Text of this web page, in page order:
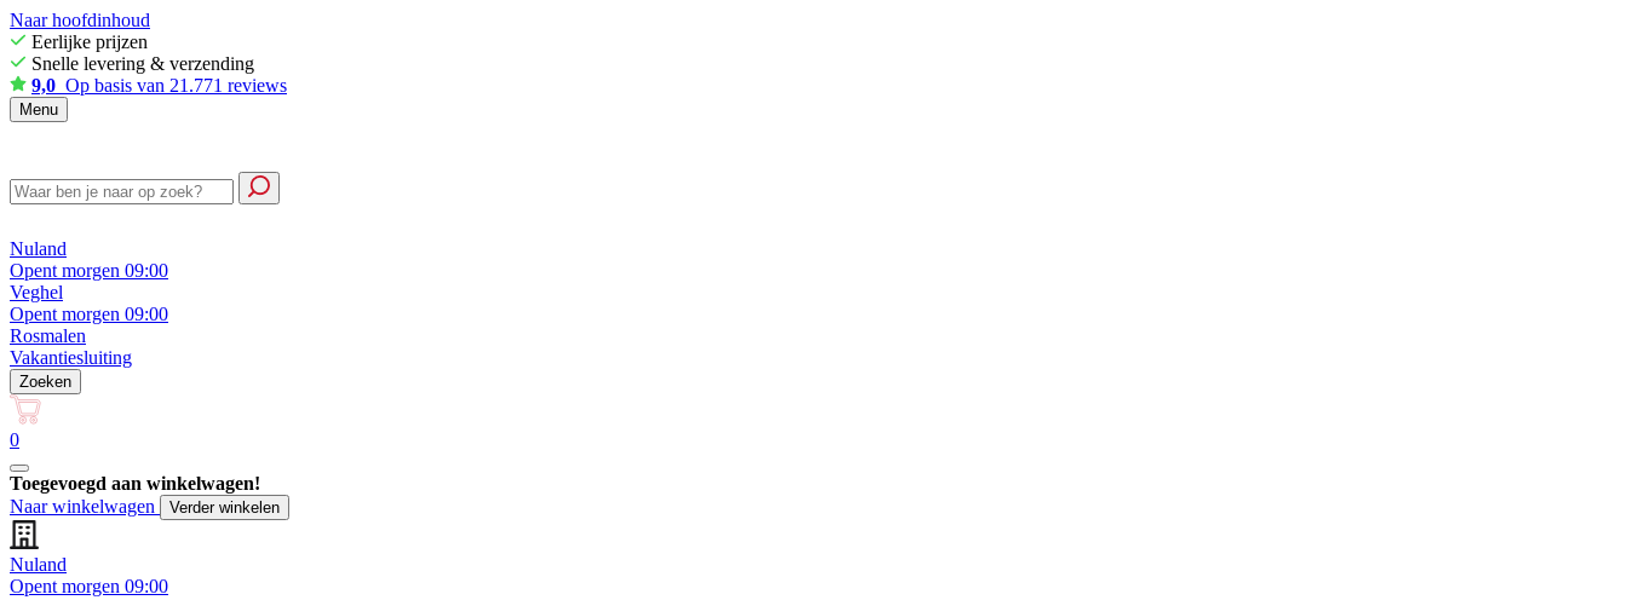
Naar hoofdinhoud
Eerlijke prijzen
Snelle levering & verzending
9,0 Op basis van 21.771 reviews
Menu
Nuland
Opent morgen 09:00
Veghel
Opent morgen 09:00
Rosmalen
Vakantiesluiting
Zoeken
0
Toegevoegd aan winkelwagen!
Naar winkelwagen
Verder winkelen
Nuland
Opent morgen 09:00